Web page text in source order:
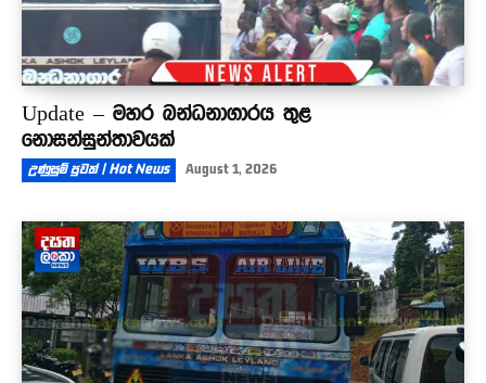
Update – මහර බන්ධනාගාරය තුළ
නොසන්සුන්තාවයක්
උණුසුම් පුවත් | Hot News August 1, 2026